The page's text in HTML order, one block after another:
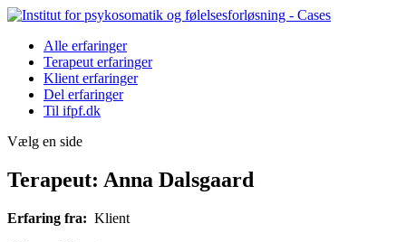
Alle erfaringer
Terapeut erfaringer
Klient erfaringer
Del erfaringer
Til ifpf.dk
Vælg en side
Terapeut: Anna Dalsgaard
Erfaring fra: Klient